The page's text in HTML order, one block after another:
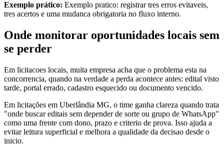
Exemplo prático: Exemplo pratico: registrar tres erros evitaveis,
tres acertos e uma mudanca obrigatoria no fluxo interno.
Onde monitorar oportunidades locais sem
se perder
Em licitacoes locais, muita empresa acha que o problema esta na
concorrencia, quando na verdade a perda acontece antes: edital visto
tarde, portal errado, cadastro esquecido ou documento vencido.
Em licitações em Uberlândia MG, o time ganha clareza quando trata
"onde buscar editais sem depender de sorte ou grupo de WhatsApp"
como uma frente com dono, prazo e criterio de prova. Isso ajuda a
evitar leitura superficial e melhora a qualidade da decisao desde o
inicio.